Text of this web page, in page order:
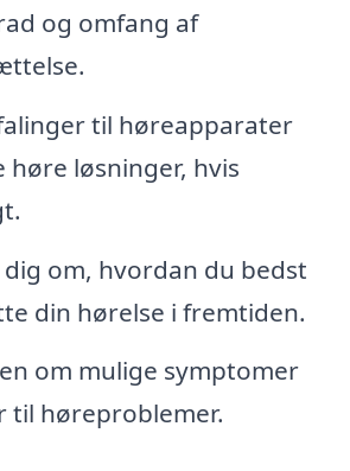
og omfang af
til høreapparater
høre løsninger, hvis
om, hvordan du bedst
din hørelse i fremtiden.
om mulige symptomer
til høreproblemer.